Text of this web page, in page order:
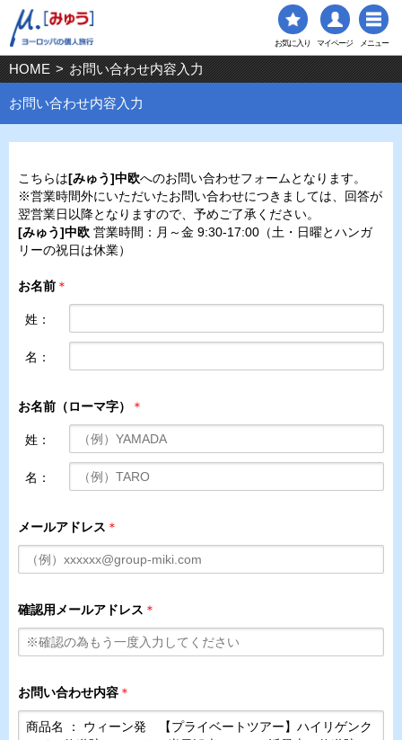
お気に入り マイページ メニュー
HOME > お問い合わせ内容入力
お問い合わせ内容入力
こちらは[みゅう]中欧へのお問い合わせフォームとなります。
※営業時間外にいただいたお問い合わせにつきましては、回答が
翌営業日以降となりますので、予めご了承ください。
[みゅう]中欧 営業時間：月～金 9:30-17:00（土・日曜とハンガ
リーの祝日は休業）
お名前 ＊
姓：
名：
お名前（ローマ字） ＊
姓：
名：
メールアドレス ＊
確認用メールアドレス ＊
お問い合わせ内容 ＊